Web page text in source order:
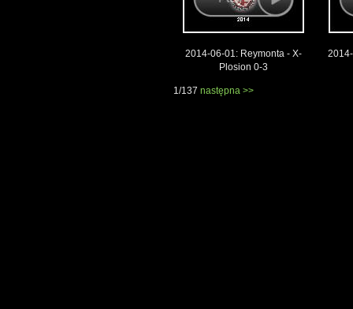
2014-06-01: Reymonta - X-
Plosion 0-3
1/137 następna >>